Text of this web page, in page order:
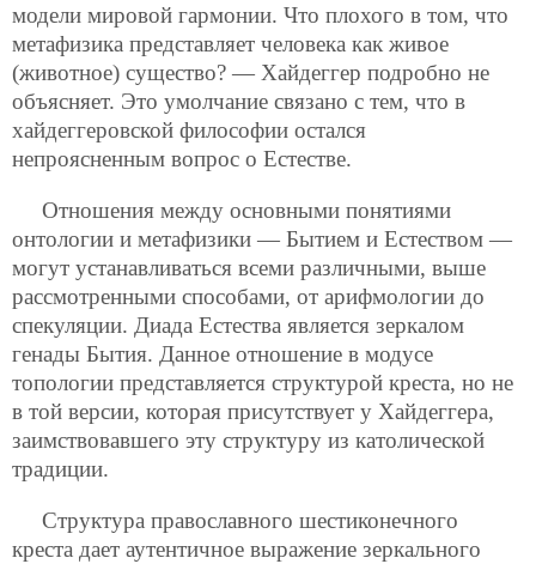
модели мировой гармонии. Что плохого в том, что
метафизика представляет человека как живое
(животное) существо? — Хайдеггер подробно не
объясняет. Это умолчание связано с тем, что в
хайдеггеровской философии остался
непроясненным вопрос о Естестве.
Отношения между основными понятиями
онтологии и метафизики — Бытием и Естеством —
могут устанавливаться всеми различными, выше
рассмотренными способами, от арифмологии до
спекуляции. Диада Естества является зеркалом
генады Бытия. Данное отношение в модусе
топологии представляется структурой креста, но не
в той версии, которая присутствует у Хайдеггера,
заимствовавшего эту структуру из католической
традиции.
Структура православного шестиконечного
креста дает аутентичное выражение зеркального